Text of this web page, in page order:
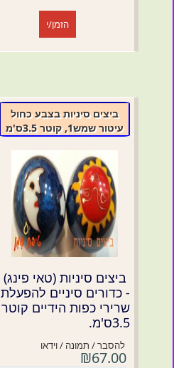
הזמן/י
ביצים סיניות בצבע כחול
עיטור שמש1, קוטר 3.5ס'מ
ביצים סיניות (טאי פינג)
- כדורים סיניים להפעלת
שרירי כפות הידיים קוטר
3.5ס'מ.
להסבר / תמונה / וידאו
₪67.00